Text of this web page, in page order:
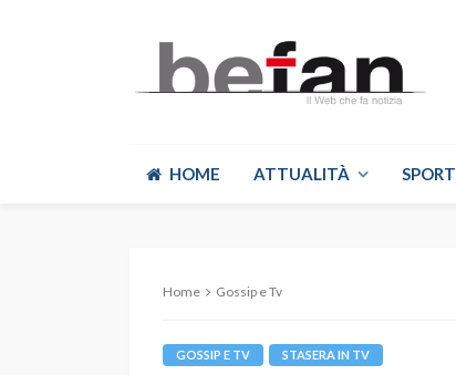
HOME ATTUALITÀ SPORT
Home Gossip e Tv
GOSSIP E TV STASERA IN TV